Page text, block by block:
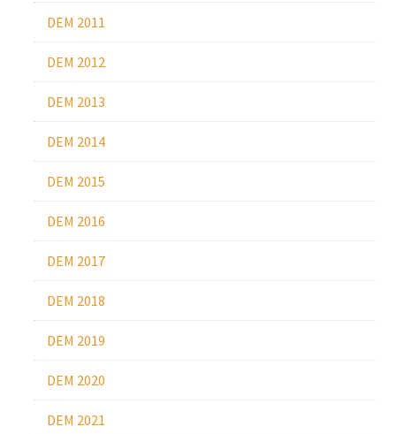
DEM 2011
DEM 2012
DEM 2013
DEM 2014
DEM 2015
DEM 2016
DEM 2017
DEM 2018
DEM 2019
DEM 2020
DEM 2021